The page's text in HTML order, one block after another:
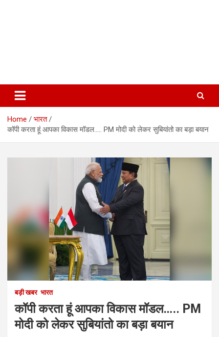
Home
भारत
कॉपी करता हूं आपका विकास मॉडल….. PM मोदी को लेकर सुबियांतो का बड़ा बयान
बड़ी खबर भारत
कॉपी करता हूं आपका विकास मॉडल….. PM
मोदी को लेकर सुबियांतो का बड़ा बयान